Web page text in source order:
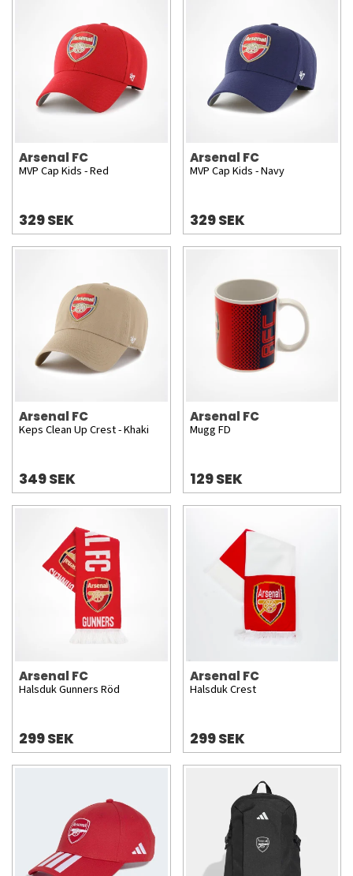
Arsenal FC
MVP Cap Kids - Red
329 SEK
Arsenal FC
MVP Cap Kids - Navy
329 SEK
Arsenal FC
Keps Clean Up Crest - Khaki
349 SEK
Arsenal FC
Mugg FD
129 SEK
Arsenal FC
Halsduk Gunners Röd
299 SEK
Arsenal FC
Halsduk Crest
299 SEK